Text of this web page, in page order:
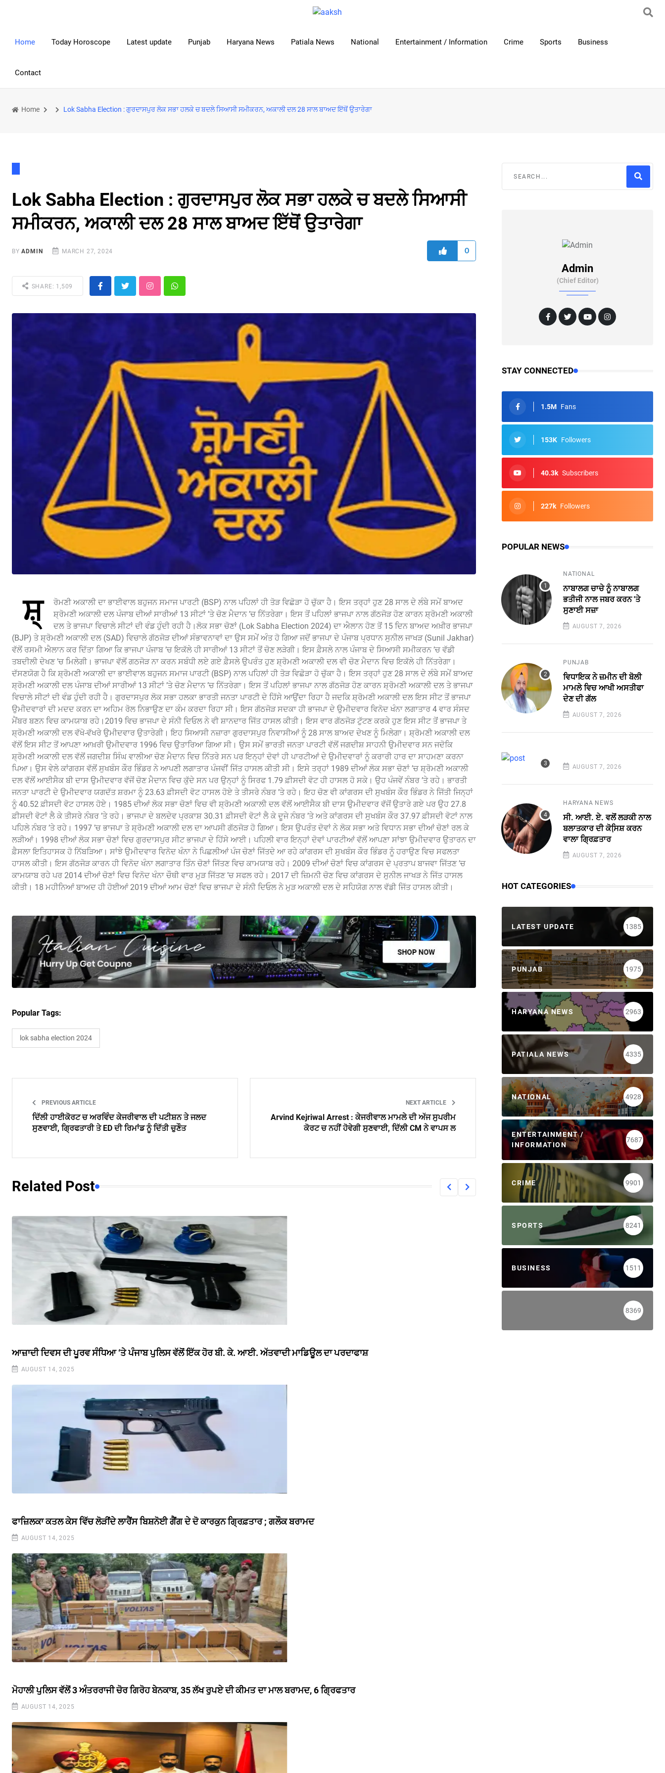
Home Today Horoscope Latest update Punjab Haryana News Patiala News National Entertainment / Information Crime Sports Business
Contact
Home Lok Sabha Election : ਗੁਰਦਾਸਪੁਰ ਲੋਕ ਸਭਾ ਹਲਕੇ ਚ ਬਦਲੇ ਸਿਆਸੀ ਸਮੀਕਰਨ, ਅਕਾਲੀ ਦਲ 28 ਸਾਲ ਬਾਅਦ ਇੱਥੋਂ ਉਤਾਰੇਗਾ
Lok Sabha Election : ਗੁਰਦਾਸਪੁਰ ਲੋਕ ਸਭਾ ਹਲਕੇ ਚ ਬਦਲੇ ਸਿਆਸੀ
ਸਮੀਕਰਨ, ਅਕਾਲੀ ਦਲ 28 ਸਾਲ ਬਾਅਦ ਇੱਥੋਂ ਉਤਾਰੇਗਾ
BYADMIN MARCH 27, 2024 0
SHARE: 1,509
ਸ਼੍
ਰੋਮਣੀ ਅਕਾਲੀ ਦਾ ਭਾਈਵਾਲ ਬਹੁਜਨ ਸਮਾਜ ਪਾਰਟੀ (BSP) ਨਾਲ ਪਹਿਲਾਂ ਹੀ ਤੋੜ ਵਿਛੋੜਾ ਹੋ ਚੁੱਕਾ ਹੈ। ਇਸ ਤਰ੍ਹਾਂ ਹੁਣ 28 ਸਾਲ ਦੇ ਲੰਬੇ ਸਮੇਂ ਬਾਅਦ
ਸ਼੍ਰੋਮਣੀ ਅਕਾਲੀ ਦਲ ਪੰਜਾਬ ਦੀਆਂ ਸਾਰੀਆਂ 13 ਸੀਟਾਂ ’ਤੇ ਚੋਣ ਮੈਦਾਨ ’ਚ ਨਿੱਤਰੇਗਾ। ਇਸ ਤੋਂ ਪਹਿਲਾਂ ਭਾਜਪਾ ਨਾਲ ਗੱਠਜੋੜ ਹੋਣ ਕਾਰਨ ਸ਼੍ਰੋਮਣੀ ਅਕਾਲੀ
ਦਲ ਤੇ ਭਾਜਪਾ ਵਿਚਾਲੇ ਸੀਟਾਂ ਦੀ ਵੰਡ ਹੁੰਦੀ ਰਹੀ ਹੈ।ਲੋਕ ਸਭਾ ਚੋਣਾਂ (Lok Sabha Election 2024) ਦਾ ਐਲਾਨ ਹੋਣ ਤੋਂ 15 ਦਿਨ ਬਾਅਦ ਅਖ਼ੀਰ ਭਾਜਪਾ
(BJP) ਤੇ ਸ਼੍ਰੋਮਣੀ ਅਕਾਲੀ ਦਲ (SAD) ਵਿਚਾਲੇ ਗੱਠਜੋੜ ਦੀਆਂ ਸੰਭਾਵਨਾਵਾਂ ਦਾ ਉਸ ਸਮੇਂ ਅੰਤ ਹੋ ਗਿਆ ਜਦੋਂ ਭਾਜਪਾ ਦੇ ਪੰਜਾਬ ਪ੍ਰਧਾਨ ਸੁਨੀਲ ਜਾਖੜ (Sunil Jakhar)
ਵੱਲੋਂ ਰਸਮੀ ਐਲਾਨ ਕਰ ਦਿੱਤਾ ਗਿਆ ਕਿ ਭਾਜਪਾ ਪੰਜਾਬ ’ਚ ਇਕੱਲੇ ਹੀ ਸਾਰੀਆਂ 13 ਸੀਟਾਂ ਤੋਂ ਚੋਣ ਲੜੇਗੀ। ਇਸ ਫ਼ੈਸਲੇ ਨਾਲ ਪੰਜਾਬ ਦੇ ਸਿਆਸੀ ਸਮੀਕਰਨ ’ਚ ਵੱਡੀ
ਤਬਦੀਲੀ ਦੇਖਣ ’ਚ ਮਿਲੇਗੀ। ਭਾਜਪਾ ਵੱਲੋਂ ਗਠਜੋੜ ਨਾ ਕਰਨ ਸਬੰਧੀ ਲਏ ਗਏ ਫ਼ੈਸਲੇ ਉਪਰੰਤ ਹੁਣ ਸ਼੍ਰੋਮਣੀ ਅਕਾਲੀ ਦਲ ਵੀ ਚੋਣ ਮੈਦਾਨ ਵਿਚ ਇਕੱਲੇ ਹੀ ਨਿੱਤਰੇਗਾ।
ਦੱਸਣਯੋਗ ਹੈ ਕਿ ਸ਼੍ਰੋਮਣੀ ਅਕਾਲੀ ਦਾ ਭਾਈਵਾਲ ਬਹੁਜਨ ਸਮਾਜ ਪਾਰਟੀ (BSP) ਨਾਲ ਪਹਿਲਾਂ ਹੀ ਤੋੜ ਵਿਛੋੜਾ ਹੋ ਚੁੱਕਾ ਹੈ। ਇਸ ਤਰ੍ਹਾਂ ਹੁਣ 28 ਸਾਲ ਦੇ ਲੰਬੇ ਸਮੇਂ ਬਾਅਦ
ਸ਼੍ਰੋਮਣੀ ਅਕਾਲੀ ਦਲ ਪੰਜਾਬ ਦੀਆਂ ਸਾਰੀਆਂ 13 ਸੀਟਾਂ ’ਤੇ ਚੋਣ ਮੈਦਾਨ ’ਚ ਨਿੱਤਰੇਗਾ। ਇਸ ਤੋਂ ਪਹਿਲਾਂ ਭਾਜਪਾ ਨਾਲ ਗੱਠਜੋੜ ਹੋਣ ਕਾਰਨ ਸ਼੍ਰੋਮਣੀ ਅਕਾਲੀ ਦਲ ਤੇ ਭਾਜਪਾ
ਵਿਚਾਲੇ ਸੀਟਾਂ ਦੀ ਵੰਡ ਹੁੰਦੀ ਰਹੀ ਹੈ। ਗੁਰਦਾਸਪੁਰ ਲੋਕ ਸਭਾ ਹਲਕਾ ਭਾਰਤੀ ਜਨਤਾ ਪਾਰਟੀ ਦੇ ਹਿੱਸੇ ਆਉਂਦਾ ਰਿਹਾ ਹੈ ਜਦਕਿ ਸ਼੍ਰੋਮਣੀ ਅਕਾਲੀ ਦਲ ਇਸ ਸੀਟ ਤੋਂ ਭਾਜਪਾ
ਉਮੀਦਵਾਰਾਂ ਦੀ ਮਦਦ ਕਰਨ ਦਾ ਅਹਿਮ ਰੋਲ ਨਿਭਾਉਣ ਦਾ ਕੰਮ ਕਰਦਾ ਰਿਹਾ ਸੀ। ਇਸ ਗੱਠਜੋੜ ਸਦਕਾ ਹੀ ਭਾਜਪਾ ਦੇ ਉਮੀਦਵਾਰ ਵਿਨੋਦ ਖੰਨਾ ਲਗਾਤਾਰ 4 ਵਾਰ ਸੰਸਦ
ਮੈਂਬਰ ਬਣਨ ਵਿਚ ਕਾਮਯਾਬ ਰਹੇ।2019 ਵਿਚ ਭਾਜਪਾ ਦੇ ਸੰਨੀ ਦਿਓਲ ਨੇ ਵੀ ਸ਼ਾਨਦਾਰ ਜਿੱਤ ਹਾਸਲ ਕੀਤੀ। ਇਸ ਵਾਰ ਗੱਠਜੋੜ ਟੁੱਟਣ ਕਰਕੇ ਹੁਣ ਇਸ ਸੀਟ ਤੋਂ ਭਾਜਪਾ ਤੇ
ਸ਼੍ਰੋਮਣੀ ਅਕਾਲੀ ਦਲ ਵੱਖੋ-ਵੱਖਰੇ ਉਮੀਦਵਾਰ ਉਤਾਰੇਗੀ। ਇਹ ਸਿਆਸੀ ਨਜ਼ਾਰਾ ਗੁਰਦਾਸਪੁਰ ਨਿਵਾਸੀਆਂ ਨੂੰ 28 ਸਾਲ ਬਾਅਦ ਦੇਖਣ ਨੂੰ ਮਿਲੇਗਾ। ਸ਼੍ਰੋਮਣੀ ਅਕਾਲੀ ਦਲ
ਵੱਲੋਂ ਇਸ ਸੀਟ ਤੋਂ ਆਪਣਾ ਆਖ਼ਰੀ ਉਮੀਦਵਾਰ 1996 ਵਿਚ ਉਤਾਰਿਆ ਗਿਆ ਸੀ। ਉਸ ਸਮੇਂ ਭਾਰਤੀ ਜਨਤਾ ਪਾਰਟੀ ਵੱਲੋਂ ਜਗਦੀਸ਼ ਸਾਹਨੀ ਉਮੀਦਵਾਰ ਸਨ ਜਦੋਕਿ
ਸ਼੍ਰੋਮਣੀ ਅਕਾਲੀ ਦਲ ਵੱਲੋਂ ਜਗਦੀਸ਼ ਸਿੰਘ ਵਾਲੀਆ ਚੋਣ ਮੈਦਾਨ ਵਿਚ ਨਿੱਤਰੇ ਸਨ ਪਰ ਇਨ੍ਹਾਂ ਦੋਵਾਂ ਹੀ ਪਾਰਟੀਆਂ ਦੇ ਉਮੀਦਵਾਰਾਂ ਨੂੰ ਕਰਾਰੀ ਹਾਰ ਦਾ ਸਾਹਮਣਾ ਕਰਨਾ
ਪਿਆ। ਉਸ ਵੇਲੇ ਕਾਂਗਰਸ ਵੱਲੋਂ ਸੁਖਬੰਸ ਕੌਰ ਭਿੰਡਰ ਨੇ ਆਪਣੀ ਲਗਾਤਾਰ ਪੰਜਵੀਂ ਜਿੱਤ ਹਾਸਲ ਕੀਤੀ ਸੀ। ਇਸੇ ਤਰ੍ਹਾਂ 1989 ਦੀਆਂ ਲੋਕ ਸਭਾ ਚੋਣਾਂ ’ਚ ਸ਼੍ਰੋਮਣੀ ਅਕਾਲੀ
ਦਲ ਵੱਲੋਂ ਆਈਸੈਕ ਬੀ ਦਾਸ ਉਮੀਦਵਾਰ ਵੱਜੋਂ ਚੋਣ ਮੈਦਾਨ ਵਿਚ ਕੁੱਦੇ ਸਨ ਪਰ ਉਨ੍ਹਾਂ ਨੂੰ ਸਿਰਫ 1.79 ਫ਼ੀਸਦੀ ਵੋਟ ਹੀ ਹਾਸਲ ਹੋ ਸਕੇ। ਉਹ ਪੰਜਵੇਂ ਨੰਬਰ ’ਤੇ ਰਹੇ। ਭਾਰਤੀ
ਜਨਤਾ ਪਾਰਟੀ ਦੇ ਉਮੀਦਵਾਰ ਯਗਦੱਤ ਸ਼ਰਮਾ ਨੂੰ 23.63 ਫ਼ੀਸਦੀ ਵੋਟ ਹਾਸਲ ਹੋਏ ਤੇ ਤੀਸਰੇ ਨੰਬਰ ’ਤੇ ਰਹੇ। ਇਹ ਚੋਣ ਵੀ ਕਾਂਗਰਸ ਦੀ ਸੁਖਬੰਸ ਕੌਰ ਭਿੰਡਰ ਨੇ ਜਿੱਤੀ ਜਿਨ੍ਹਾਂ
ਨੂੰ 40.52 ਫ਼ੀਸਦੀ ਵੋਟ ਹਾਸਲ ਹੋਏ। 1985 ਦੀਆਂ ਲੋਕ ਸਭਾ ਚੋਣਾਂ ਵਿਚ ਵੀ ਸ਼੍ਰੋਮਣੀ ਅਕਾਲੀ ਦਲ ਵੱਲੋਂ ਆਈਸੈਕ ਬੀ ਦਾਸ ਉਮੀਦਵਾਰ ਵੱਜੋਂ ਉਤਾਰੇ ਗਏ ਪਰ ਉਹ 27.8
ਫ਼ੀਸਦੀ ਵੋਟਾਂ ਲੈ ਕੇ ਤੀਸਰੇ ਨੰਬਰ ’ਤੇ ਰਹੇ। ਭਾਜਪਾ ਦੇ ਬਲਦੇਵ ਪ੍ਰਕਾਸ਼ 30.31 ਫ਼ੀਸਦੀ ਵੋਟਾਂ ਲੈ ਕੇ ਦੂਜੇ ਨੰਬਰ ’ਤੇ ਅਤੇ ਕਾਂਗਰਸ ਦੀ ਸੁਖਬੰਸ ਕੌਰ 37.97 ਫ਼ੀਸਦੀ ਵੋਟਾਂ ਨਾਲ
ਪਹਿਲੇ ਨੰਬਰ ’ਤੇ ਰਹੇ। 1997 ’ਚ ਭਾਜਪਾ ਤੇ ਸ਼੍ਰੋਮਣੀ ਅਕਾਲੀ ਦਲ ਦਾ ਆਪਸੀ ਗੱਠਜੋੜ ਹੋ ਗਿਆ। ਇਸ ਉਪਰੰਤ ਦੋਵਾਂ ਨੇ ਲੋਕ ਸਭਾ ਅਤੇ ਵਿਧਾਨ ਸਭਾ ਦੀਆਂ ਚੋਣਾਂ ਰਲ ਕੇ
ਲੜੀਆਂ। 1998 ਦੀਆਂ ਲੋਕ ਸਭਾ ਚੋਣਾਂ ਵਿਚ ਗੁਰਦਾਸਪੁਰ ਸੀਟ ਭਾਜਪਾ ਦੇ ਹਿੱਸੇ ਆਈ। ਪਹਿਲੀ ਵਾਰ ਇਨ੍ਹਾਂ ਦੋਵਾਂ ਪਾਰਟੀਆਂ ਵੱਲੋਂ ਆਪਣਾ ਸਾਂਝਾ ਉਮੀਦਵਾਰ ਉਤਾਰਨ ਦਾ
ਫ਼ੈਸਲਾ ਇਤਿਹਾਸਕ ਹੋ ਨਿੱਬੜਿਆ। ਸਾਂਝੇ ਉਮੀਦਵਾਰ ਵਿਨੋਦ ਖੰਨਾ ਨੇ ਪਿਛਲੀਆਂ ਪੰਜ ਚੋਣਾਂ ਜਿੱਤਦੇ ਆ ਰਹੇ ਕਾਂਗਰਸ ਦੀ ਸੁਖਬੰਸ ਕੌਰ ਭਿੰਡਰ ਨੂੰ ਹਰਾਉਣ ਵਿਚ ਸਫਲਤਾ
ਹਾਸਲ ਕੀਤੀ। ਇਸ ਗੱਠਜੋੜ ਕਾਰਨ ਹੀ ਵਿਨੋਦ ਖੰਨਾ ਲਗਾਤਾਰ ਤਿੰਨ ਚੋਣਾਂ ਜਿੱਤਣ ਵਿਚ ਕਾਮਯਾਬ ਰਹੇ। 2009 ਦੀਆਂ ਚੋਣਾਂ ਵਿਚ ਕਾਂਗਰਸ ਦੇ ਪ੍ਰਤਾਪ ਬਾਜਵਾ ਜਿੱਤਣ ’ਚ
ਕਾਮਯਾਬ ਰਹੇ ਪਰ 2014 ਦੀਆਂ ਚੋਣਾਂ ਵਿਚ ਵਿਨੋਦ ਖੰਨਾ ਚੌਥੀ ਵਾਰ ਮੁੜ ਜਿੱਤਣ ’ਚ ਸਫਲ ਰਹੇ। 2017 ਦੀ ਜ਼ਿਮਨੀ ਚੋਣ ਵਿਚ ਕਾਂਗਰਸ ਦੇ ਸੁਨੀਲ ਜਾਖੜ ਨੇ ਜਿੱਤ ਹਾਸਲ
ਕੀਤੀ। 18 ਮਹੀਨਿਆਂ ਬਾਅਦ ਹੀ ਹੋਈਆਂ 2019 ਦੀਆਂ ਆਮ ਚੋਣਾਂ ਵਿਚ ਭਾਜਪਾ ਦੇ ਸੰਨੀ ਦਿਓਲ ਨੇ ਮੁੜ ਅਕਾਲੀ ਦਲ ਦੇ ਸਹਿਯੋਗ ਨਾਲ ਵੱਡੀ ਜਿੱਤ ਹਾਸਲ ਕੀਤੀ।
Popular Tags:
lok sabha election 2024
PREVIOUS ARTICLE
ਦਿੱਲੀ ਹਾਈਕੋਰਟ ਚ ਅਰਵਿੰਦ ਕੇਜਰੀਵਾਲ ਦੀ ਪਟੀਸ਼ਨ ਤੇ ਜਲਦ
ਸੁਣਵਾਈ, ਗ੍ਰਿਫਤਾਰੀ ਤੇ ED ਦੀ ਰਿਮਾਂਡ ਨੂੰ ਦਿੱਤੀ ਚੁਣੌਤ
NEXT ARTICLE
Arvind Kejriwal Arrest : ਕੇਜਰੀਵਾਲ ਮਾਮਲੇ ਦੀ ਅੱਜ ਸੁਪਰੀਮ
ਕੋਰਟ ਚ ਨਹੀਂ ਹੋਵੇਗੀ ਸੁਣਵਾਈ, ਦਿੱਲੀ CM ਨੇ ਵਾਪਸ ਲ
Related Post
ਆਜ਼ਾਦੀ ਦਿਵਸ ਦੀ ਪੂਰਵ ਸੰਧਿਆ ‘ਤੇ ਪੰਜਾਬ ਪੁਲਿਸ ਵੱਲੋਂ ਇੱਕ ਹੋਰ ਬੀ. ਕੇ. ਆਈ. ਅੱਤਵਾਦੀ ਮਾਡਿਊਲ ਦਾ ਪਰਦਾਫਾਸ਼
AUGUST 14, 2025
ਫਾਜ਼ਿਲਕਾ ਕਤਲ ਕੇਸ ਵਿੱਚ ਲੋੜੀਂਦੇ ਲਾਰੈਂਸ ਬਿਸ਼ਨੋਈ ਗੈਂਗ ਦੇ ਦੋ ਕਾਰਕੁਨ ਗ੍ਰਿਫ਼ਤਾਰ ; ਗਲੌਕ ਬਰਾਮਦ
AUGUST 14, 2025
ਮੋਹਾਲੀ ਪੁਲਿਸ ਵੱਲੋਂ 3 ਅੰਤਰਰਾਜੀ ਚੋਰ ਗਿਰੋਹ ਬੇਨਕਾਬ, 35 ਲੱਖ ਰੁਪਏ ਦੀ ਕੀਮਤ ਦਾ ਮਾਲ ਬਰਾਮਦ, 6 ਗ੍ਰਿਫਤਾਰ
AUGUST 14, 2025
Admin
(Chief Editor)
STAY CONNECTED
1.5M Fans
153K Followers
40.3k Subscribers
227k Followers
POPULAR NEWS
NATIONAL
ਨਾਬਾਲਗ ਚਾਚੇ ਨੂੰ ਨਾਬਾਲਗ
ਭਤੀਜੀ ਨਾਲ ਜਬਰ ਕਰਨ 'ਤੇ
ਸੁਣਾਈ ਸਜ਼ਾ
AUGUST 7, 2026
PUNJAB
ਵਿਧਾਇਕ ਨੇ ਜ਼ਮੀਨ ਦੀ ਬੋਲੀ
ਮਾਮਲੇ ਵਿਚ ਆਖੀ ਅਸਤੀਫਾ
ਦੇਣ ਦੀ ਗੱਲ
AUGUST 7, 2026
AUGUST 7, 2026
HARYANA NEWS
ਸੀ. ਆਈ. ਏ. ਵਲੋਂ ਲੜਕੀ ਨਾਲ
ਬਲਾਤਕਾਰ ਦੀ ਕੋਸਿ਼ਸ਼ ਕਰਨ
ਵਾਲਾ ਗ੍ਰਿਫ਼ਤਾਰ
AUGUST 7, 2026
HOT CATEGORIES
LATEST UPDATE 1385
PUNJAB 1975
HARYANA NEWS 2963
PATIALA NEWS 4335
NATIONAL 4928
ENTERTAINMENT /
INFORMATION
7687
CRIME 9901
SPORTS 8241
BUSINESS 1511
8369